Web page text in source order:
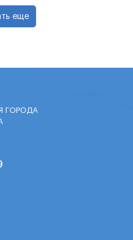
еще
ГОРОДА